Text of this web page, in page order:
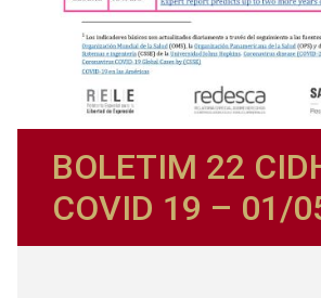
BOLETIM 22
COVID 19 – 01/